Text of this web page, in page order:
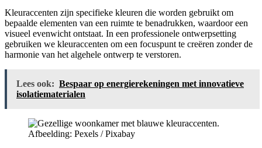
Kleuraccenten zijn specifieke kleuren die worden gebruikt om
bepaalde elementen van een ruimte te benadrukken, waardoor een
visueel evenwicht ontstaat. In een professionele ontwerpsetting
gebruiken we kleuraccenten om een focuspunt te creëren zonder de
harmonie van het algehele ontwerp te verstoren.
Lees ook: Bespaar op energierekeningen met innovatieve
isolatiematerialen
Afbeelding: Pexels / Pixabay